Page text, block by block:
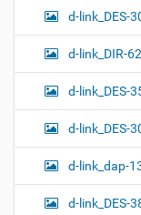
d-link_DES-
d-link_DIR-
d-link_DES-
d-link_DES-
d-link_dap-
d-link_DES-